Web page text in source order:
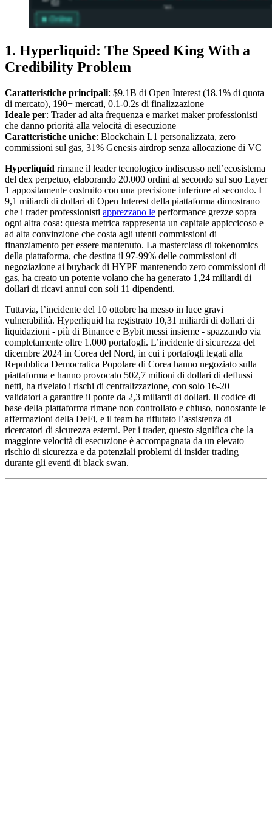
1. Hyperliquid: The Speed King With a
Credibility Problem
Caratteristiche principali: $9.1B di Open Interest (18.1% di quota
di mercato), 190+ mercati, 0.1-0.2s di finalizzazione
Ideale per: Trader ad alta frequenza e market maker professionisti
che danno priorità alla velocità di esecuzione
Caratteristiche uniche: Blockchain L1 personalizzata, zero
commissioni sul gas, 31% Genesis airdrop senza allocazione di VC
Hyperliquid rimane il leader tecnologico indiscusso nell’ecosistema
del dex perpetuo, elaborando 20.000 ordini al secondo sul suo Layer
1 appositamente costruito con una precisione inferiore al secondo. I
9,1 miliardi di dollari di Open Interest della piattaforma dimostrano
che i trader professionisti apprezzano le performance grezze sopra
ogni altra cosa: questa metrica rappresenta un capitale appiccicoso e
ad alta convinzione che costa agli utenti commissioni di
finanziamento per essere mantenuto. La masterclass di tokenomics
della piattaforma, che destina il 97-99% delle commissioni di
negoziazione ai buyback di HYPE mantenendo zero commissioni di
gas, ha creato un potente volano che ha generato 1,24 miliardi di
dollari di ricavi annui con soli 11 dipendenti.
Tuttavia, l’incidente del 10 ottobre ha messo in luce gravi
vulnerabilità. Hyperliquid ha registrato 10,31 miliardi di dollari di
liquidazioni - più di Binance e Bybit messi insieme - spazzando via
completamente oltre 1.000 portafogli. L’incidente di sicurezza del
dicembre 2024 in Corea del Nord, in cui i portafogli legati alla
Repubblica Democratica Popolare di Corea hanno negoziato sulla
piattaforma e hanno provocato 502,7 milioni di dollari di deflussi
netti, ha rivelato i rischi di centralizzazione, con solo 16-20
validatori a garantire il ponte da 2,3 miliardi di dollari. Il codice di
base della piattaforma rimane non controllato e chiuso, nonostante le
affermazioni della DeFi, e il team ha rifiutato l’assistenza di
ricercatori di sicurezza esterni. Per i trader, questo significa che la
maggiore velocità di esecuzione è accompagnata da un elevato
rischio di sicurezza e da potenziali problemi di insider trading
durante gli eventi di black swan.